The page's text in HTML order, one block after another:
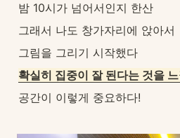
밤 10시가 넘어서인지 한산
그래서 나도 창가자리에 앉아서
그림을 그리기 시작했다
확실히 집중이 잘 된다는 것을
공간이 이렇게 중요하다!